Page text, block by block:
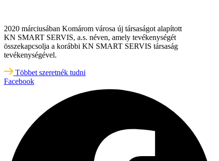
2020 márciusában Komárom városa új társaságot alapított
KN SMART SERVIS, a.s. néven, amely tevékenységét
összekapcsolja a korábbi KN SMART SERVIS társaság
tevékenységével.
Többet szeretnék tudni
Facebook